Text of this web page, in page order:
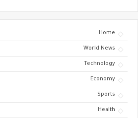
Home
World News
Technology
Economy
Sports
Health